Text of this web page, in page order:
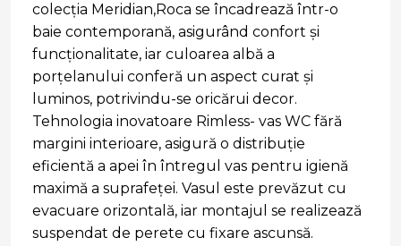
colecția Meridian,Roca se încadrează într-o
baie contemporană, asigurând confort și
funcționalitate, iar culoarea albă a
porțelanului conferă un aspect curat și
luminos, potrivindu-se oricărui decor.
Tehnologia inovatoare Rimless- vas WC fără
margini interioare, asigură o distribuție
eficientă a apei în întregul vas pentru igienă
maximă a suprafeței. Vasul este prevăzut cu
evacuare orizontală, iar montajul se realizează
suspendat de perete cu fixare ascunsă.